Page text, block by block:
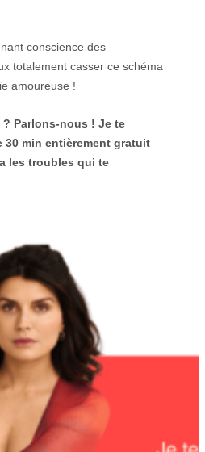
conscience des
totalement casser ce schéma
amoureuse !
Parlons-nous ! Je te
30 min entièrement gratuit
les troubles qui te